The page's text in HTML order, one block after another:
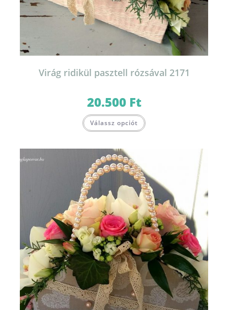
Virág ridikül pasztell rózsával 2171
20.500 Ft
Válassz opciót